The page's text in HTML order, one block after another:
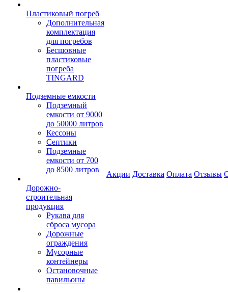
Пластиковый погреб
Дополнительная
комплектация
для погребов
Бесшовные
пластиковые
погреба
TINGARD
Подземные емкости
Подземный
емкости от 9000
до 50000 литров
Кессоны
Септики
Подземные
емкости от 700
до 8500 литров
Дорожно-
строительная
продукция
Рукава для
сброса мусора
Дорожные
ограждения
Мусорные
контейнеры
Остановочные
павильоны
Акции Доставка Оплата Отзывы